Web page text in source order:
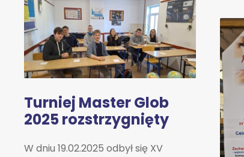
Turniej Master Glob
2025 rozstrzygnięty
W dniu 19.02.2025 odbył się XV